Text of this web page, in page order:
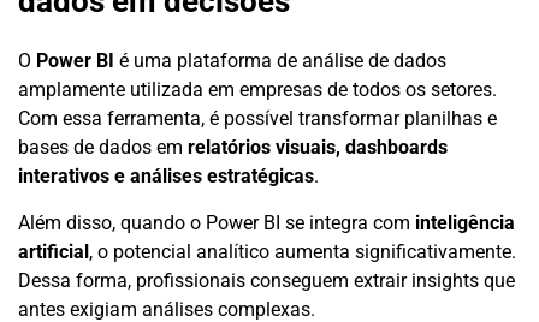
O Power BI é uma plataforma de análise de dados
amplamente utilizada em empresas de todos os setores.
Com essa ferramenta, é possível transformar planilhas e
bases de dados em relatórios visuais, dashboards
interativos e análises estratégicas.
Além disso, quando o Power BI se integra com inteligência
artificial, o potencial analítico aumenta significativamente.
Dessa forma, profissionais conseguem extrair insights que
antes exigiam análises complexas.